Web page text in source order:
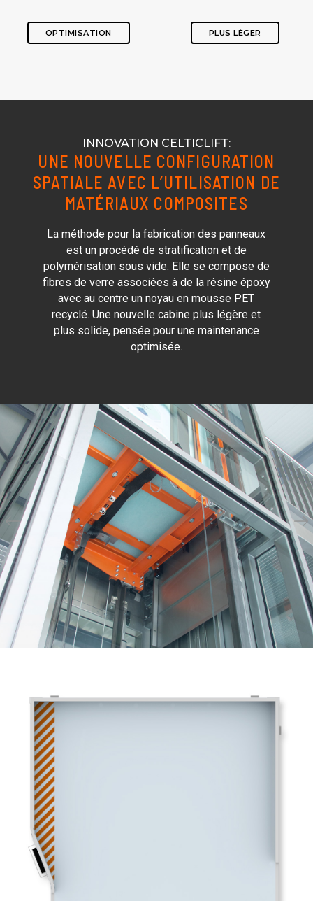
OPTIMISATION PLUS LÉGER
INNOVATION CELTICLIFT:
UNE NOUVELLE CONFIGURATION
SPATIALE AVEC L’UTILISATION DE
MATÉRIAUX COMPOSITES
La méthode pour la fabrication des panneaux
est un procédé de stratification et de
polymérisation sous vide. Elle se compose de
fibres de verre associées à de la résine époxy
avec au centre un noyau en mousse PET
recyclé. Une nouvelle cabine plus légère et
plus solide, pensée pour une maintenance
optimisée.